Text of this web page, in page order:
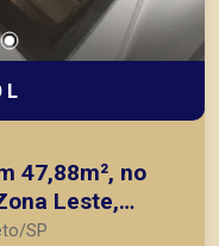
L
47,88m², no
Leste,
SP